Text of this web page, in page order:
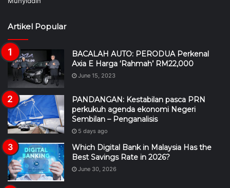
Artikel Popular
BACALAH AUTO: PERODUA Perkenal
Axia E Harga ‘Rahmah’ RM22,000
June 15, 2023
PANDANGAN: Kestabilan pasca PRN
perkukuh agenda ekonomi Negeri
Sembilan – Penganalisis
5 days ago
Which Digital Bank in Malaysia Has the
Best Savings Rate in 2026?
June 30, 2026